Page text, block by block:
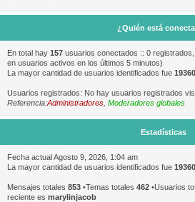
¿Quién está
En total hay 157 usuarios conectados :: 0
en usuarios activos en los últimos 5 minutos)
La mayor cantidad de usuarios identificados fue 19360
Usuarios registrados: No hay usuarios registrados
Referencia:Administradores Moderadores globales
Estadísticas
Fecha actual Agosto 9, 2026, 1:04 am
La mayor cantidad de usuarios identificados fue 19360
Mensajes totales 853 •Temas totales 462 •Usuarios
reciente es marylinjacob